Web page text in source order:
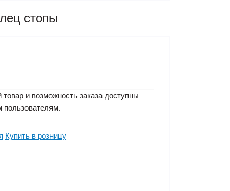
стопы
и возможность заказа доступны
пользователям.
Купить в розницу